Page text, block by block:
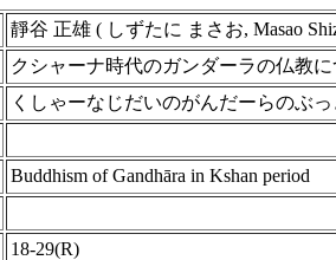
靜谷 正雄 ( しずたに まさお, Masao
クシャーナ時代のガンダーラの仏教
くしゃーなじだいのがんだーらのぶ
Buddhism of Gandhāra in Kshan period
18-29(R)